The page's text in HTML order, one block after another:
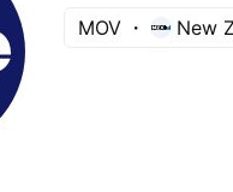
MOV New